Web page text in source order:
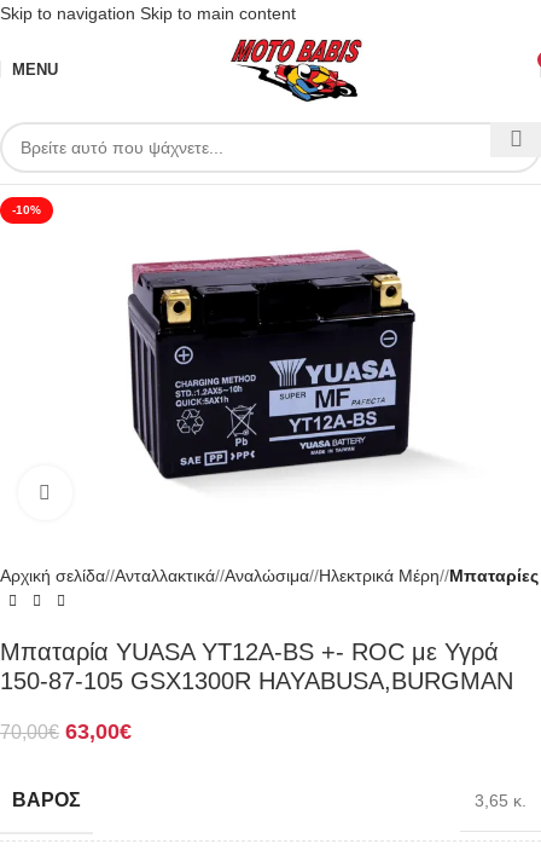
Skip to navigation Skip to main content
MENU
-10%
Αρχική σελίδα/ Ανταλλακτικά/ Αναλώσιμα/ Ηλεκτρικά Μέρη/ Μπαταρίες
Μπαταρία YUASA YT12A-BS +- ROC με Υγρά
150-87-105 GSX1300R HAYABUSA,BURGMAN
70,00€ 63,00€
ΒΆΡΟΣ 3,65 κ.